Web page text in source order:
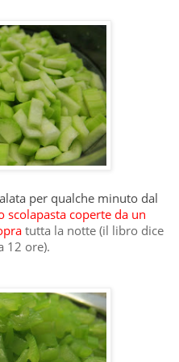
per qualche minuto dal
scolapasta coperte da un
tutta la notte (il libro dice
12 ore).